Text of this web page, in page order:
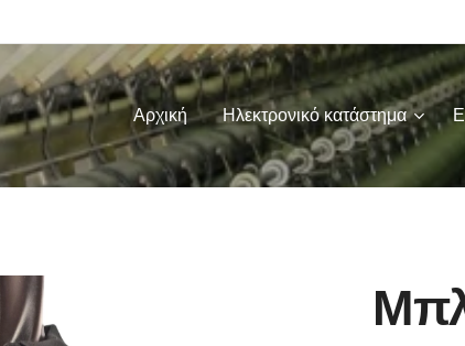
Αρχική Ηλεκτρονικό κατάστημα